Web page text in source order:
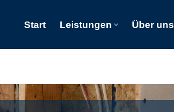
Start Leistungen Über uns